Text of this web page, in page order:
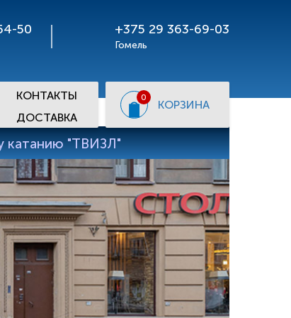
50 +375 29 363-69-03
Гомель
КОНТАКТЫ
ДОСТАВКА
0
КОРЗИНА
катанию "ТВИЗЛ"